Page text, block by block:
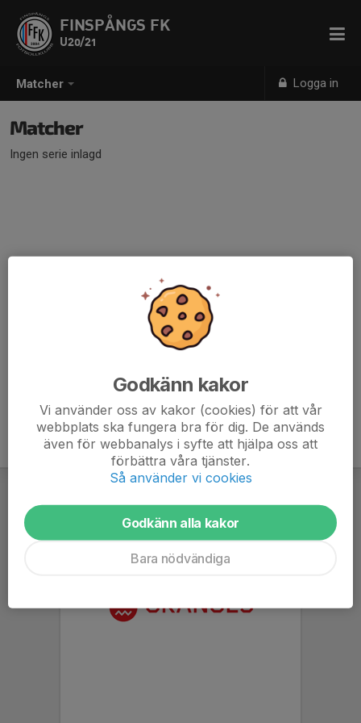
Matcher Logga in
FINSPÅNGS FK
U20/21
Matcher
Ingen serie inlagd
Godkänn kakor
Vi använder oss av kakor (cookies) för att vår
webbplats ska fungera bra för dig. De används
även för webbanalys i syfte att hjälpa oss att
förbättra våra tjänster.
Så använder vi cookies
Godkänn alla kakor
Bara nödvändiga